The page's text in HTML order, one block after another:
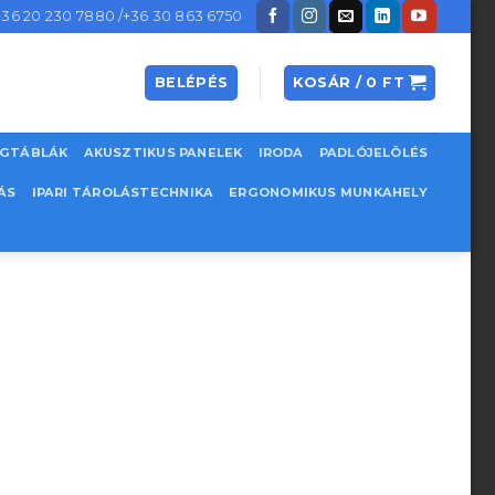
20 230 7880 /+36 30 863 6750
BELÉPÉS KOSÁR / 0 FT
AKUSZTIKUS PANELEK IRODA PADLÓJELÖLÉS
IPARI TÁROLÁSTECHNIKA ERGONOMIKUS MUNKAHELY